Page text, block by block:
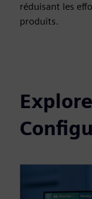
réduisant les
produits.